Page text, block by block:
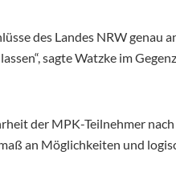
des Landes NRW genau
sagte Watzke im
der MPK-Teilnehmer
an Möglichkeiten und